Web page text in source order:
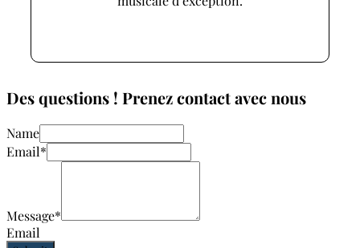
Des questions ! Prenez contact avec nous
Name
Email*
Message*
Email